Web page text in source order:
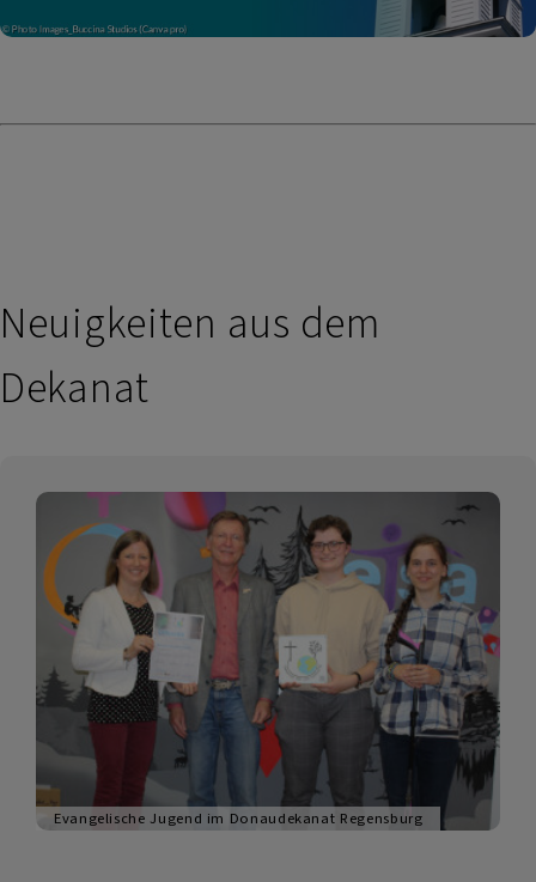
Neuigkeiten aus dem
Dekanat
Evangelische Jugend im Donaudekanat Regensburg